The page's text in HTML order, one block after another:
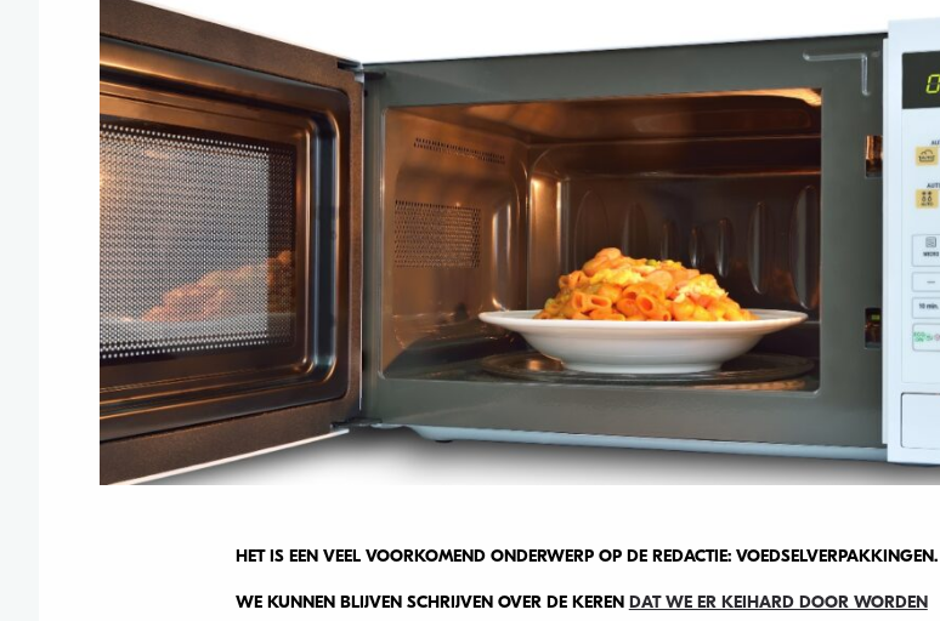
HET IS EEN VEEL VOORKOMEND ONDERWERP OP DE REDACTIE: VOEDSELVERPAKKINGEN.
WE KUNNEN BLIJVEN SCHRIJVEN OVER DE KEREN DAT WE ER KEIHARD DOOR WORDEN